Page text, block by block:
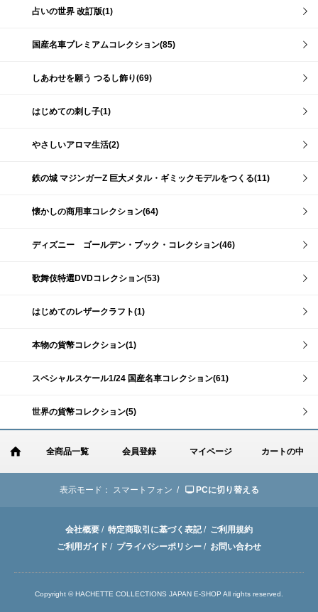
占いの世界 改訂版(1)
国産名車プレミアムコレクション(85)
しあわせを願う つるし飾り(69)
はじめての刺し子(1)
やさしいアロマ生活(2)
鉄の城 マジンガーZ 巨大メタル・ギミックモデルをつくる(11)
懐かしの商用車コレクション(64)
ディズニー ゴールデン・ブック・コレクション(46)
歌舞伎特選DVDコレクション(53)
はじめてのレザークラフト(1)
本物の貨幣コレクション(1)
スペシャルスケール1/24 国産名車コレクション(61)
世界の貨幣コレクション(5)
全商品一覧 会員登録 マイページ カートの中
表示モード： スマートフォン / PCに切り替える
会社概要 / 特定商取引に基づく表記/ ご利用規約
ご利用ガイド / プライバシーポリシー / お問い合わせ
Copyright © HACHETTE COLLECTIONS JAPAN E-SHOP All rights reserved.